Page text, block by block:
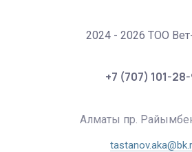
2024 - 2026 ТОО
+7 (707) 101-
Алматы пр.